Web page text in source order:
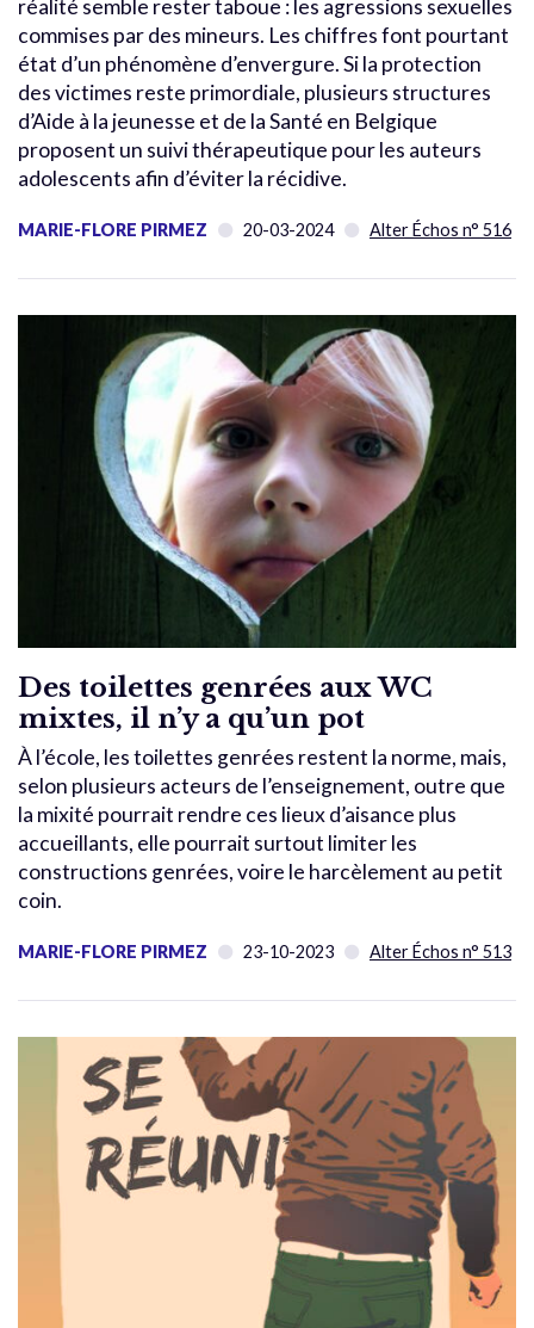
réalité semble rester taboue : les agressions sexuelles
commises par des mineurs. Les chiffres font pourtant
état d’un phénomène d’envergure. Si la protection
des victimes reste primordiale, plusieurs structures
d’Aide à la jeunesse et de la Santé en Belgique
proposent un suivi thérapeutique pour les auteurs
adolescents afin d’éviter la récidive.
MARIE-FLORE PIRMEZ 20-03-2024 Alter Échos n° 516
Des toilettes genrées aux WC
mixtes, il n’y a qu’un pot
À l’école, les toilettes genrées restent la norme, mais,
selon plusieurs acteurs de l’enseignement, outre que
la mixité pourrait rendre ces lieux d’aisance plus
accueillants, elle pourrait surtout limiter les
constructions genrées, voire le harcèlement au petit
coin.
MARIE-FLORE PIRMEZ 23-10-2023 Alter Échos n° 513